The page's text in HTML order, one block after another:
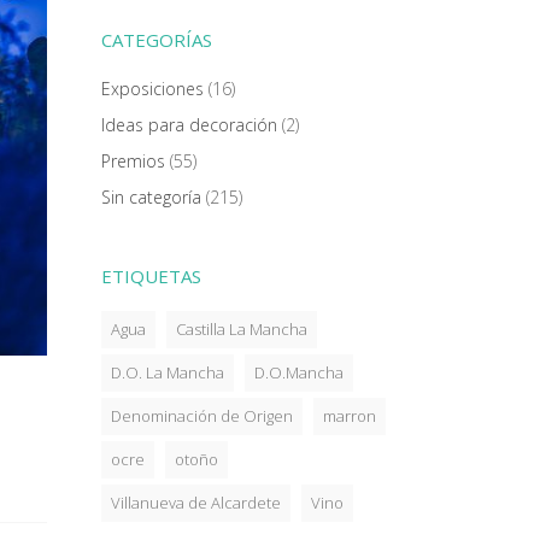
CATEGORÍAS
Exposiciones (16)
Ideas para decoración (2)
Premios (55)
Sin categoría (215)
ETIQUETAS
Agua
Castilla La Mancha
D.O. La Mancha
D.O.Mancha
Denominación de Origen
marron
ocre
otoño
Villanueva de Alcardete
Vino